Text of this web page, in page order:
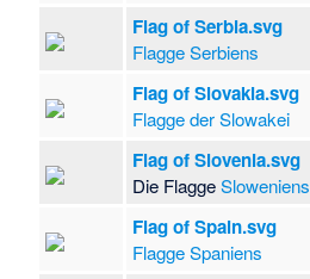
Flag of Serbia.svg
Flagge Serbiens
Flag of Slovakia.svg
Flagge der Slowakei
Flag of Slovenia.svg
Die FlaggeSloweniens
Flag of Spain.svg
Flagge Spaniens